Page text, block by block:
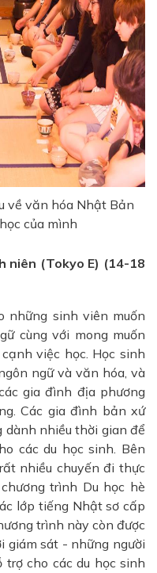
về văn hóa Nhật Bản
của mình
niên (Tokyo E) (14-18
những sinh viên muốn
cùng với mong muốn
việc học. Học sinh
ngữ và văn hóa, và
gia đình địa phương
Các gia đình bản xứ
nhiều thời gian để
các du học sinh. Bên
nhiều chuyến đi thực
trình Du học hè
lớp tiếng Nhật sơ cấp
trình này còn được
giám sát - những người
cho các du học sinh